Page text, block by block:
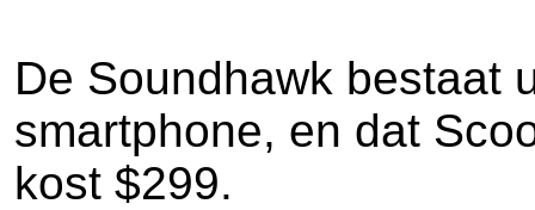
De Soundhawk bestaat
smartphone, en dat
kost $299.